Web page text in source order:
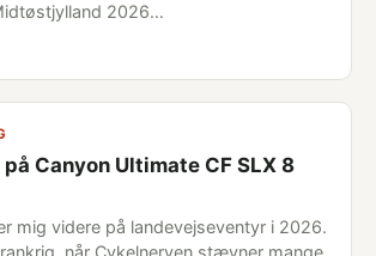
2026…
Canyon Ultimate CF SLX 8
mig videre på landevejseventyr i 2026.
når Cykelnerven stævner mange